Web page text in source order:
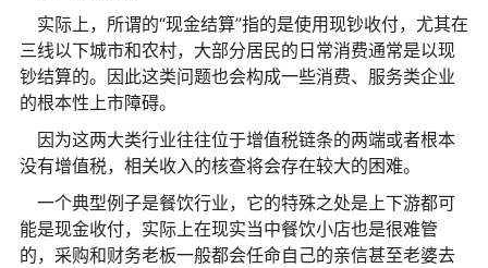
实际上，所谓的“现金结算”指的是使用现钞收付，尤其在
三线以下城市和农村，大部分居民的日常消费通常是以现
钞结算的。因此这类问题也会构成一些消费、服务类企业
的根本性上市障碍。
因为这两大类行业往往位于增值税链条的两端或者根本
没有增值税，相关收入的核查将会存在较大的困难。
一个典型例子是餐饮行业，它的特殊之处是上下游都可
能是现金收付，实际上在现实当中餐饮小店也是很难管
的，采购和财务老板一般都会任命自己的亲信甚至老婆去